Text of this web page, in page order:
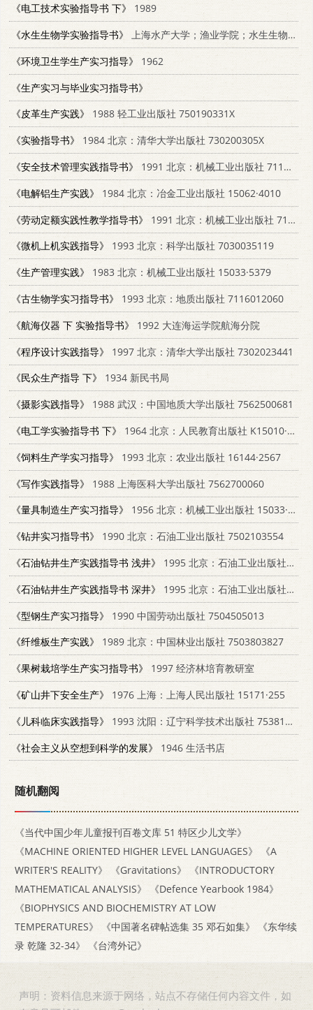
《电工技术实验指导书 下》
1989
《水生生物学实验指导书》
上海水产大学；渔业学院；水生生物教研室
《环境卫生学生产实习指导》
1962
《生产实习与毕业实习指导书》
《皮革生产实践》
1988 轻工业出版社 750190331X
《实验指导书》
1984 北京：清华大学出版社 730200305X
《安全技术管理实践指导书》
1991 北京：机械工业出版社 711102656X
《电解铝生产实践》
1984 北京：冶金工业出版社 15062·4010
《劳动定额实践性教学指导书》
1991 北京：机械工业出版社 7111025652
《微机上机实践指导》
1993 北京：科学出版社 7030035119
《生产管理实践》
1983 北京：机械工业出版社 15033·5379
《古生物学实习指导书》
1993 北京：地质出版社 7116012060
《航海仪器 下 实验指导书》
1992 大连海运学院航海分院
《程序设计实践指导》
1997 北京：清华大学出版社 7302023441
《民众生产指导 下》
1934 新民书局
《摄影实践指导》
1988 武汉：中国地质大学出版社 7562500681
《电工学实验指导书 下》 1964 北京：人民教育出版社 K15010·1095
《饲料生产学实习指导》
1993 北京：农业出版社 16144·2567
《写作实践指导》
1988 上海医科大学出版社 7562700060
《量具制造生产实习指导》
1956 北京：机械工业出版社 15033·213
《钻井实习指导书》
1990 北京：石油工业出版社 7502103554
《石油钻井生产实践指导书 浅井》
1995 北京：石油工业出版社 7502113800
《石油钻井生产实践指导书 深井》
1995 北京：石油工业出版社 7502112545
《型钢生产实习指导》
1990 中国劳动出版社 7504505013
《纤维板生产实践》
1989 北京：中国林业出版社 7503803827
《果树栽培学生产实习指导书》
1997 经济林培育教研室
《矿山井下安全生产》
1976 上海：上海人民出版社 15171·255
《儿科临床实践指导》
1993 沈阳：辽宁科学技术出版社 7538117245
《社会主义从空想到科学的发展》
1946 生活书店
随机翻阅
《当代中国少年儿童报刊百卷文库 51 特区少儿文学》
《MACHINE ORIENTED HIGHER LEVEL LANGUAGES》
《A
WRITER'S REALITY》
《Gravitations》
《INTRODUCTORY
MATHEMATICAL ANALYSIS》
《Defence Yearbook 1984》
《BIOPHYSICS AND BIOCHEMISTRY AT LOW
TEMPERATURES》
《中国著名碑帖选集 35 邓石如集》
《东华续
录 乾隆 32-34》
《台湾外记》
声明：资料信息来源于网络，站点不存储任何内容文件，如